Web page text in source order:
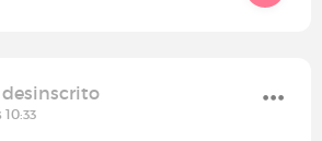
desinscrito
10:33